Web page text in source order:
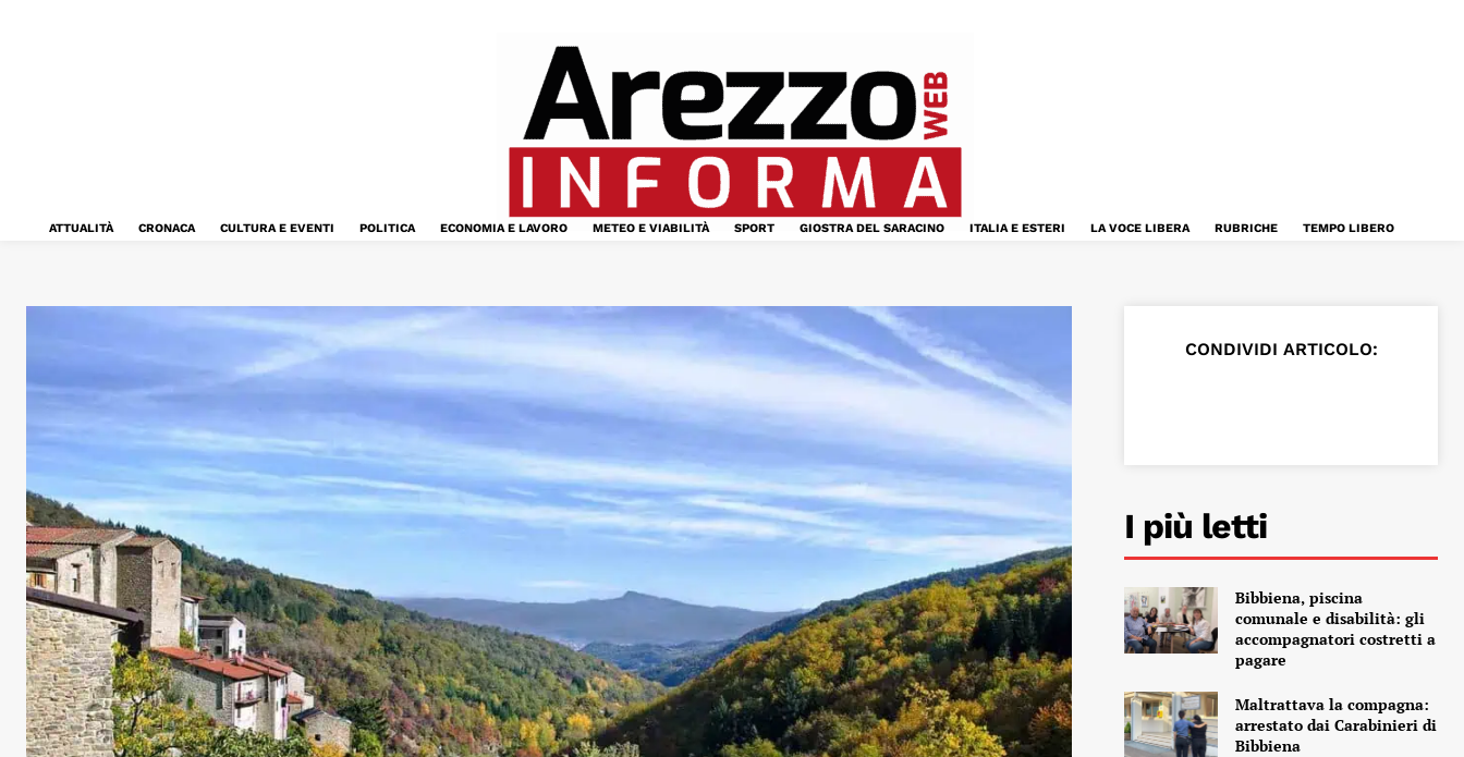
ATTUALITÀ CRONACA CULTURA E EVENTI POLITICA ECONOMIA E LAVORO METEO E VIABILITÀ SPORT GIOSTRA DEL SARACINO ITALIA E ESTERI LA VOCE LIBERA RUBRICHE TEMPO LIBERO
CONDIVIDI ARTICOLO:
I più letti
Bibbiena, piscina
comunale e disabilità: gli
accompagnatori costretti a
pagare
Maltrattava la compagna:
arrestato dai Carabinieri di
Bibbiena